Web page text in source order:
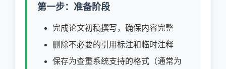
第一步：准备阶段
完成论文初稿撰写，确保内容完整
删除不必要的引用标注和临时注释
保存为查重系统支持的格式（通常为